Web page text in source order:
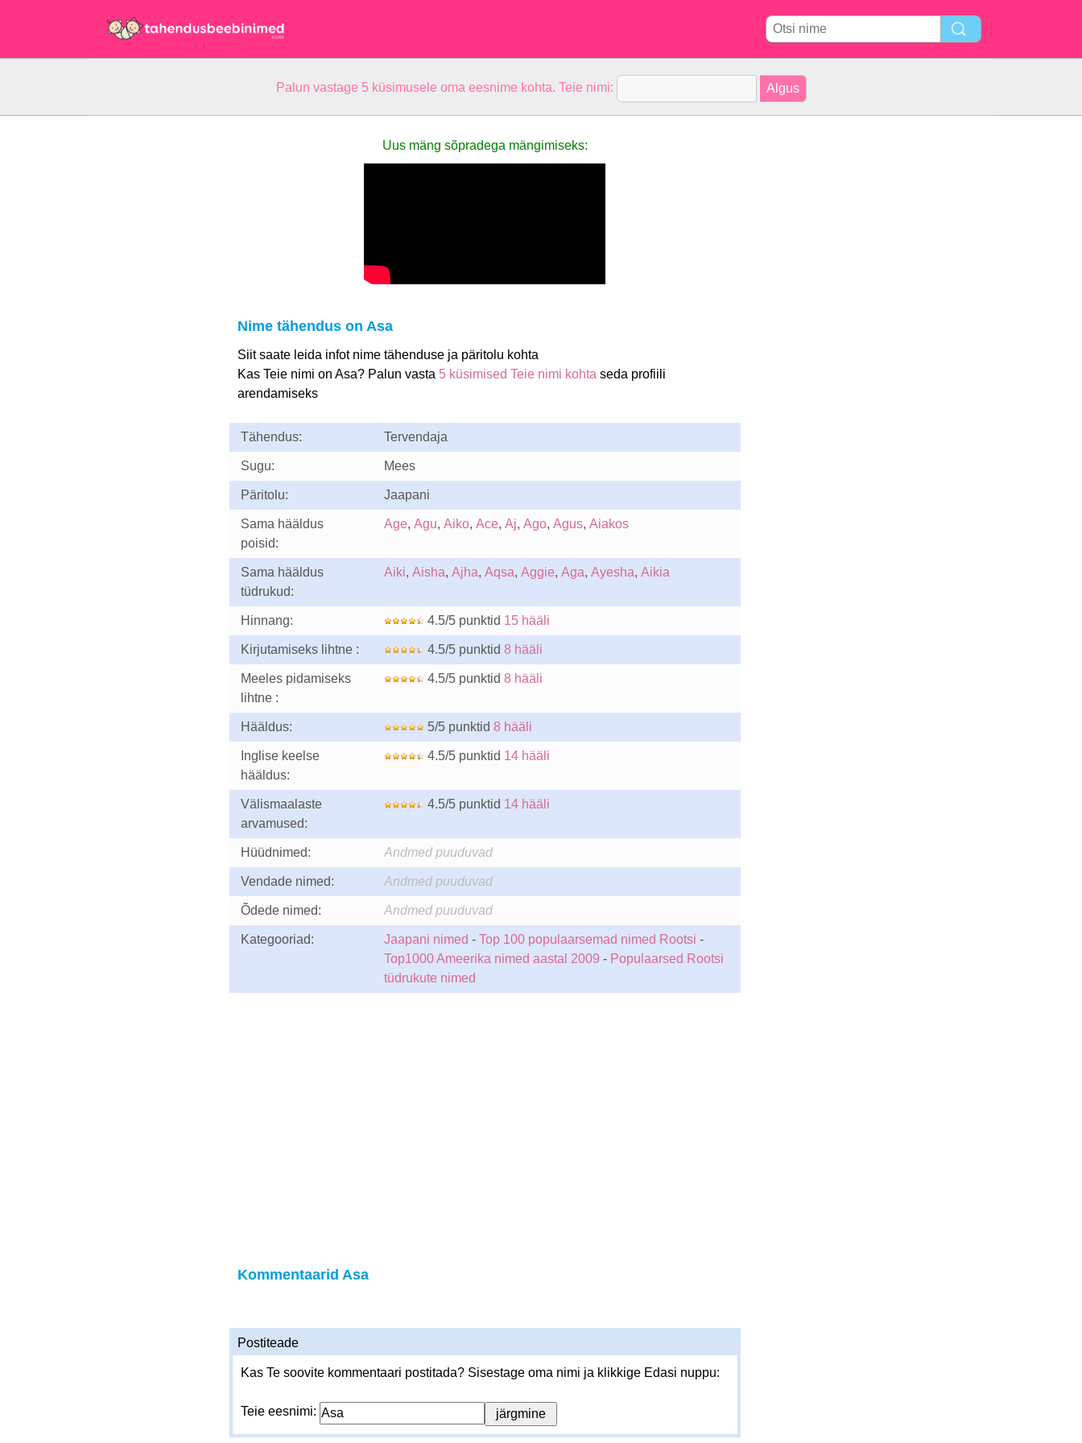
Palun vastage 5 küsimusele oma eesnime kohta. Teie nimi:
Uus mäng sõpradega mängimiseks:
Nime tähendus on Asa
Siit saate leida infot nime tähenduse ja päritolu kohta
Kas Teie nimi on Asa? Palun vasta 5 küsimised Teie nimi kohta seda profiili
arendamiseks
Tähendus: Tervendaja
Sugu: Mees
Päritolu: Jaapani
Sama hääldus
poisid:
Age, Agu, Aiko, Ace, Aj, Ago, Agus, Aiakos
Sama hääldus
tüdrukud:
Aiki, Aisha, Ajha, Aqsa, Aggie, Aga, Ayesha, Aikia
Hinnang: 4.5/5 punktid 15 hääli
Kirjutamiseks lihtne : 4.5/5 punktid 8 hääli
Meeles pidamiseks
lihtne :
4.5/5 punktid 8 hääli
Hääldus: 5/5 punktid 8 hääli
Inglise keelse
hääldus:
4.5/5 punktid 14 hääli
Välismaalaste
arvamused:
4.5/5 punktid 14 hääli
Hüüdnimed: Andmed puuduvad
Vendade nimed: Andmed puuduvad
Õdede nimed: Andmed puuduvad
Kategooriad: Jaapani nimed - Top 100 populaarsemad nimed Rootsi -
Top1000 Ameerika nimed aastal 2009 - Populaarsed Rootsi
tüdrukute nimed
Kommentaarid Asa
Postiteade
Kas Te soovite kommentaari postitada? Sisestage oma nimi ja klikkige Edasi nuppu:
Teie eesnimi: